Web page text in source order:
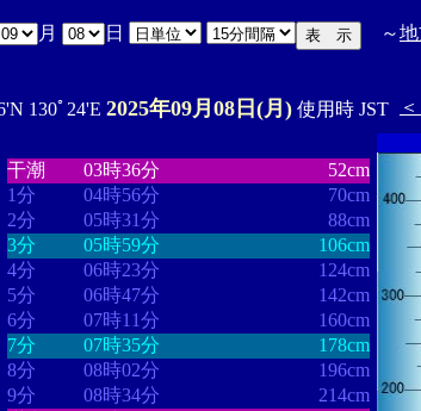
月 日 ～
130ﾟ24'E 2025年09月08日(月) 使用時 JST
干潮
03時36分
52cm
1分
04時56分
70cm
2分
05時31分
88cm
3分
05時59分
106cm
4分
06時23分
124cm
5分
06時47分
142cm
6分
07時11分
160cm
7分
07時35分
178cm
8分
08時02分
196cm
9分
08時34分
214cm